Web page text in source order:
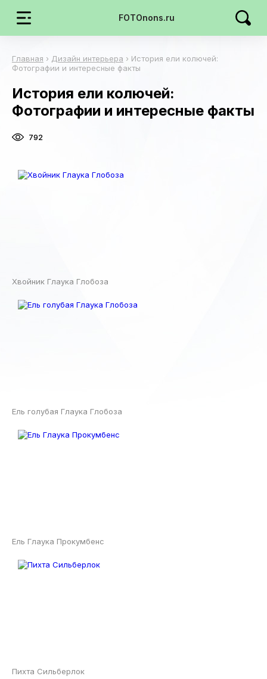
FOTOnons.ru
Главная › Дизайн интерьера › История ели колючей:
Фотографии и интересные факты
История ели колючей:
Фотографии и интересные факты
792
Хвойник Глаука Глобоза
Ель голубая Глаука Глобоза
Ель Глаука Прокумбенс
Пихта Сильберлок